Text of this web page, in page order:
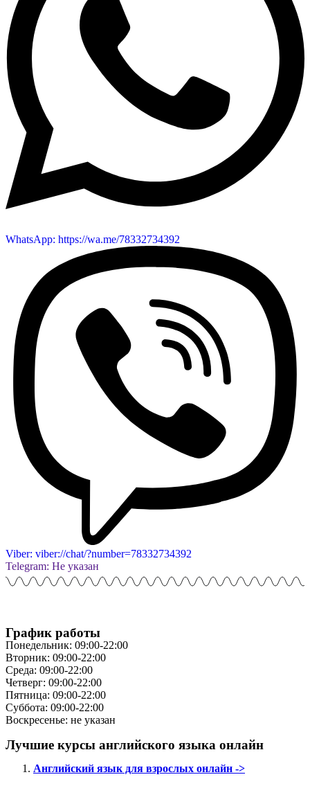
WhatsApp: https://wa.me/78332734392
Viber: viber://chat/?number=78332734392
Telegram: Не указан
График работы
Понедельник: 09:00-22:00
Вторник: 09:00-22:00
Среда: 09:00-22:00
Четверг: 09:00-22:00
Пятница: 09:00-22:00
Суббота: 09:00-22:00
Воскресенье: не указан
Лучшие курсы английского языка онлайн
Английский язык для взрослых онлайн ->